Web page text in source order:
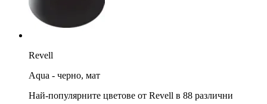
Revell
Aqua - черно, мат
Най-популярните цветове от Revell в 88 различни